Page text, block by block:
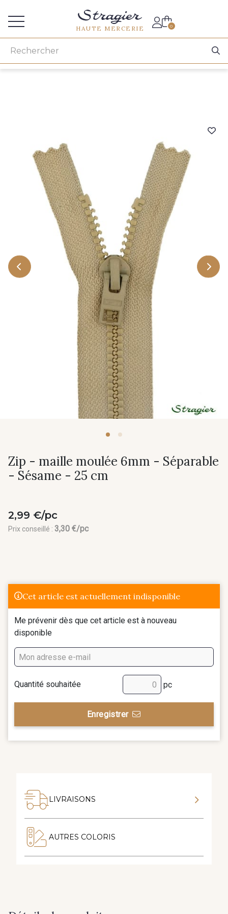
HAUTE MERCERIE 0
Zip - maille moulée 6mm - Séparable
- Sésame - 25 cm
2,99 €/pc
Prix conseillé : 3,30 €/pc
Cet article est actuellement indisponible
Me prévenir dès que cet article est à nouveau
disponible
Quantité souhaitée pc
Enregistrer
LIVRAISONS
AUTRES COLORIS